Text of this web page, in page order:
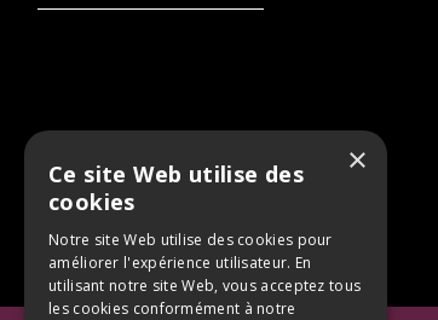
×
Ce site Web utilise des
cookies
Notre site Web utilise des cookies pour
améliorer l'expérience utilisateur. En
utilisant notre site Web, vous acceptez tous
les cookies conformément à notre